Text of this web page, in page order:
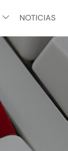
 NOTICIAS